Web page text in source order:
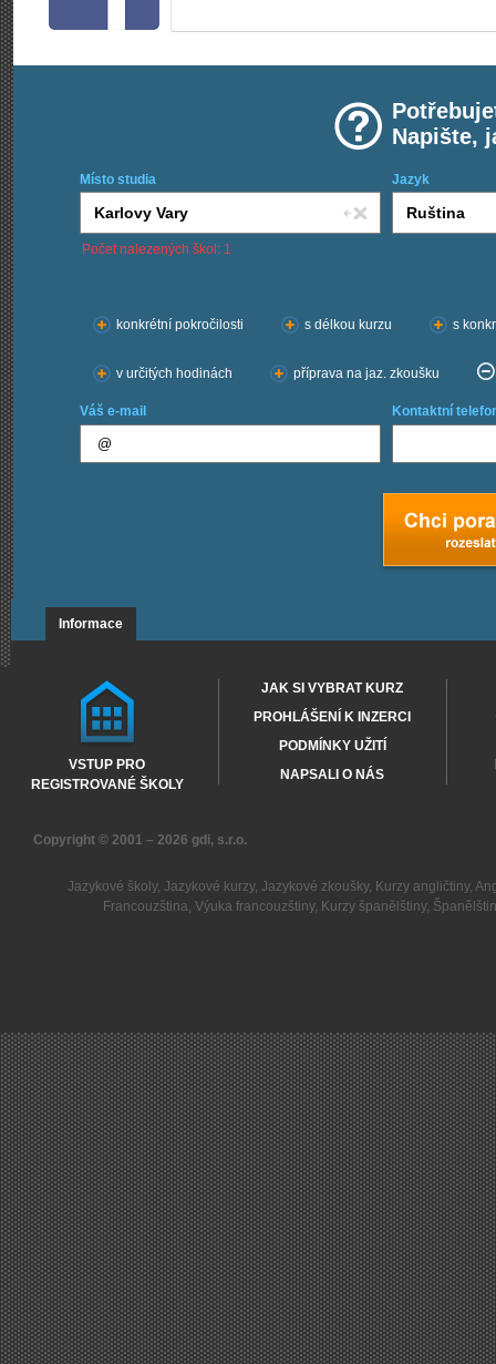
Napište,
Místo studia Jazyk
Počet nalezených škol: 1
konkrétní pokročilosti
s délkou kurzu s
v určitých hodinách příprava na jaz. zkoušku
Váš e-mail Kontaktní
Informace
VSTUP PRO
REGISTROVANÉ ŠKOLY
JAK SI VYBRAT KURZ
PROHLÁŠENÍ K INZERCI
PODMÍNKY UŽITÍ
NAPSALI O NÁS
Copyright © 2001 – 2026 gdi, s.r.o.
Jazykové školy, Jazykové kurzy, Jazykové zkoušky, Kurzy angličtiny,
Francouzština,Výuka francouzštiny, Kurzy španělštiny,